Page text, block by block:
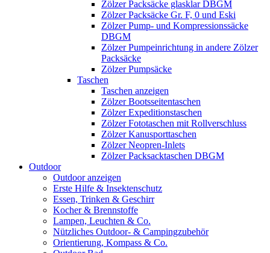
Zölzer Packsäcke glasklar DBGM
Zölzer Packsäcke Gr. F, 0 und Eski
Zölzer Pump- und Kompressionssäcke
DBGM
Zölzer Pumpeinrichtung in andere Zölzer
Packsäcke
Zölzer Pumpsäcke
Taschen
Taschen anzeigen
Zölzer Bootsseitentaschen
Zölzer Expeditionstaschen
Zölzer Fototaschen mit Rollverschluss
Zölzer Kanusporttaschen
Zölzer Neopren-Inlets
Zölzer Packsacktaschen DBGM
Outdoor
Outdoor anzeigen
Erste Hilfe & Insektenschutz
Essen, Trinken & Geschirr
Kocher & Brennstoffe
Lampen, Leuchten & Co.
Nützliches Outdoor- & Campingzubehör
Orientierung, Kompass & Co.